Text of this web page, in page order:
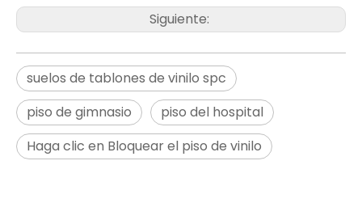
Siguiente:
suelos de tablones de vinilo spc
piso de gimnasio
piso del hospital
Haga clic en Bloquear el piso de vinilo